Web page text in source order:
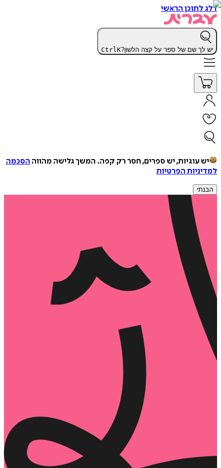
דלג לתוכן הראשי
יש לך שם של ספר על קצה הלשון? CtrlK
יש עוגיות, יש ספרים, חסר רק קפה. המשך גלישה מהווה הסכמה
למדיניות הפרטיות
הבנתי